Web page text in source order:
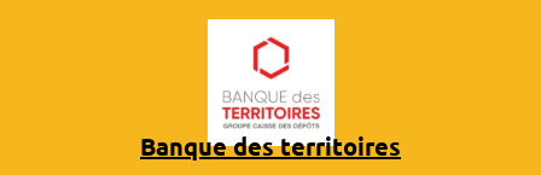
Banque des territoires